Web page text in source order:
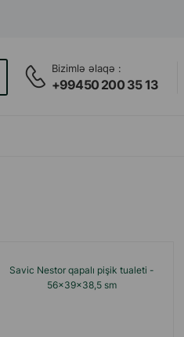
Bizimlə əlaqə :
+99450 200 35 13
Savic Nestor qapalı pişik tualeti -
56x39x38,5 sm